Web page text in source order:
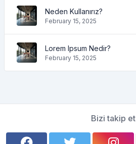
Neden Kullanırız?
February 15, 2025
Lorem Ipsum Nedir?
February 15, 2025
Bizi takip et